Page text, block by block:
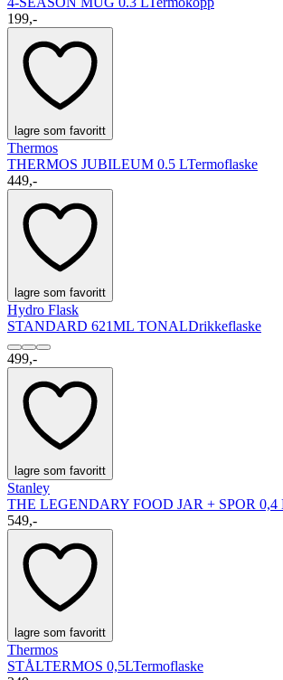
199,-
lagre som favoritt
Thermos
THERMOS JUBILEUM 0.5 LTermoflaske
449,-
lagre som favoritt
Hydro Flask
STANDARD 621ML TONALDrikkeflaske
499,-
lagre som favoritt
Stanley
THE LEGENDARY FOOD JAR + SPOR 0,4
549,-
lagre som favoritt
Thermos
STÅLTERMOS 0,5LTermoflaske